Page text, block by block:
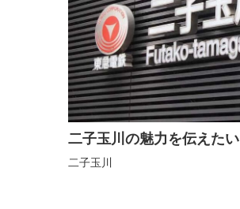
二子玉川の魅力を伝えたい
二子玉川